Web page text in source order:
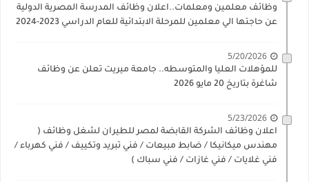
وظائف معلمين ومعلمات..اعلان وظائف المدرسة المصرية الدولية
عن حاجتها الي معلمين للمرحلة الابتدائية للعام الدراسي 2023-2024
5/20/2026
للمؤهلات العليا والمتوسطه.. جامعة ميريت تعلن عن وظائف
شاغرة بتاريخ 20 مايو 2026
5/23/2026
اعلان وظائف الشركة القابضة لمصر للطيران لشغل وظائف (
مهندس ميكانيكا / ضابط مبيعات / فني تبريد وتكييف / فني كهرباء /
فني غلايات / فني غازات / فني سباك )